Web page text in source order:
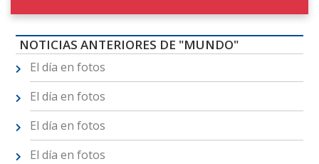
NOTICIAS ANTERIORES DE "MUNDO"
El día en fotos
El día en fotos
El día en fotos
El día en fotos